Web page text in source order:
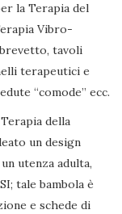
la Terapia del
Vibro-
tavoli
terapeutici e
“comode” ecc.
della
un design
utenza adulta,
tale bambola è
e schede di